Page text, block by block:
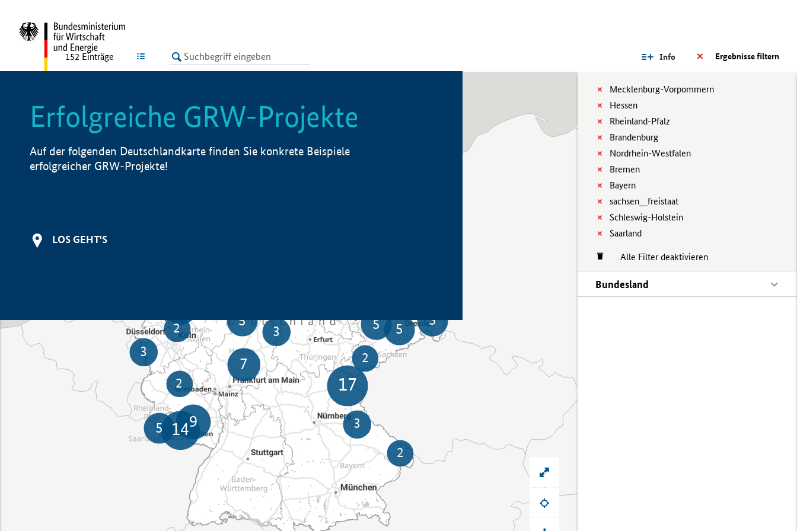
LISTE Ergebnisse filtern
Info
Mecklenburg-Vorpommern
Hessen
Rheinland-Pfalz
Brandenburg
Nordrhein-Westfalen
Bremen
Bayern
sachsen__freistaat
Schleswig-Holstein
Saarland
Alle Filter deaktivieren
Bundesland
152 Einträge
Erfolgreiche GRW-Projekte
Auf der folgenden Deutschlandkarte finden Sie konkrete Beispiele
erfolgreicher GRW-Projekte!
LOS GEHT'S